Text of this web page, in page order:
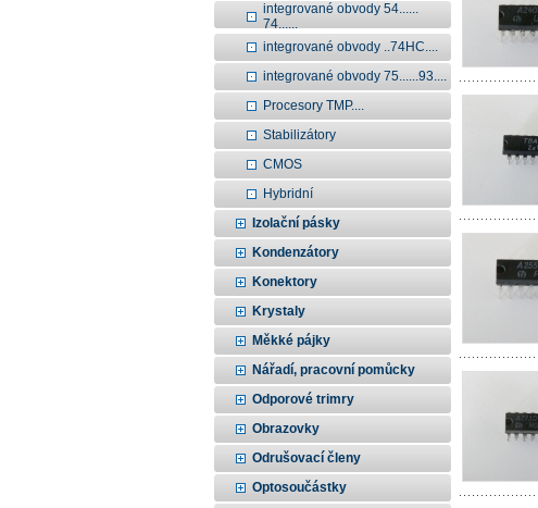
integrované obvody 54......
74......
integrované obvody ..74HC....
integrované obvody 75......93....
Procesory TMP....
Stabilizátory
CMOS
Hybridní
Izolační pásky
Kondenzátory
Konektory
Krystaly
Měkké pájky
Nářadí, pracovní pomůcky
Odporové trimry
Obrazovky
Odrušovací členy
Optosoučástky